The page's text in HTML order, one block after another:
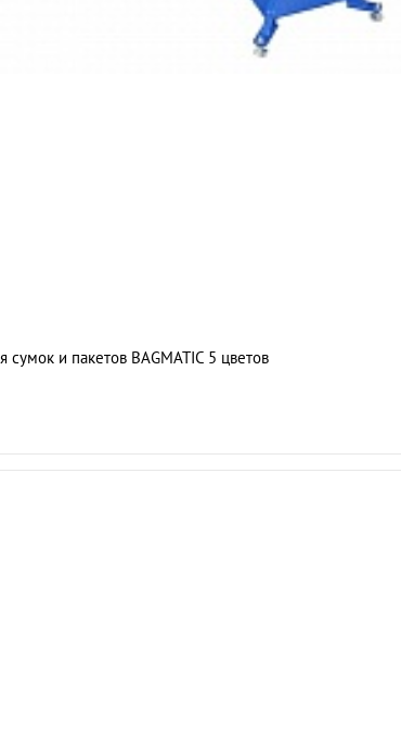
и пакетов BAGMATIC 5 цветов